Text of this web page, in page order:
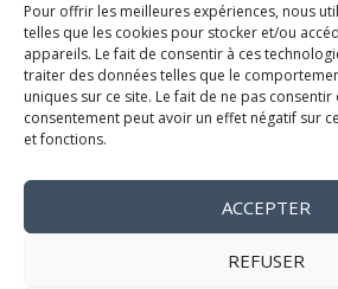
Pour offrir les meilleures expériences, nous
telles que les cookies pour stocker et/ou
appareils. Le fait de consentir à ces
traiter des données telles que le
uniques sur ce site. Le fait de ne pas
consentement peut avoir un effet négatif sur
et fonctions.
ACCEPTER
REFUSER
Mentions légales